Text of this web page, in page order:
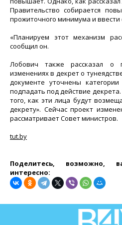
Правительство собирается
прожиточного минимума и ввести
«Планируем этот механизм
сообщил он.
Лобович также рассказал о
изменениях в декрет о
документе уточнены
подпадать под действие
того, как эти лица будут
декрету». Сейчас проект
рассматривает Совет министров.
tut.by
Поделитесь, возможно,
интересно: